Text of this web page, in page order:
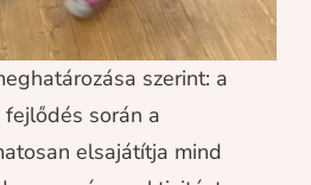
szerint: a
során a
elsajátítja mind